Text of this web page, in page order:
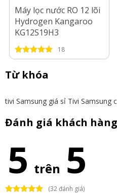
Máy lọc nước RO 12 lõi
Hydrogen Kangaroo
KG12S19H3
18
Từ khóa
tivi Samsung giá sỉ Tivi Samsung
Đánh giá khách hàng
5 trên 5
(32 đánh giá)